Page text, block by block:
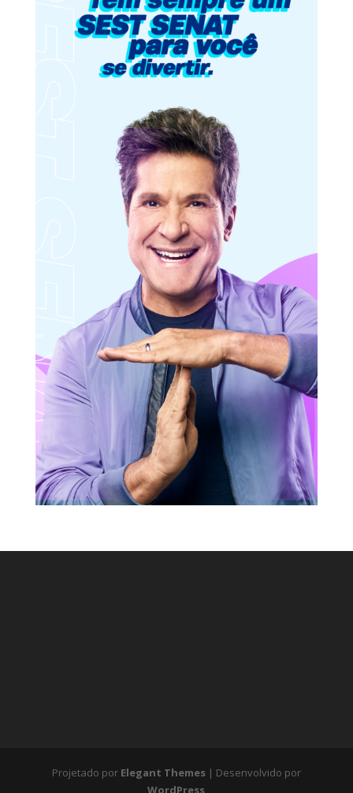
Projetado por Elegant Themes| Desenvolvido por
WordPress